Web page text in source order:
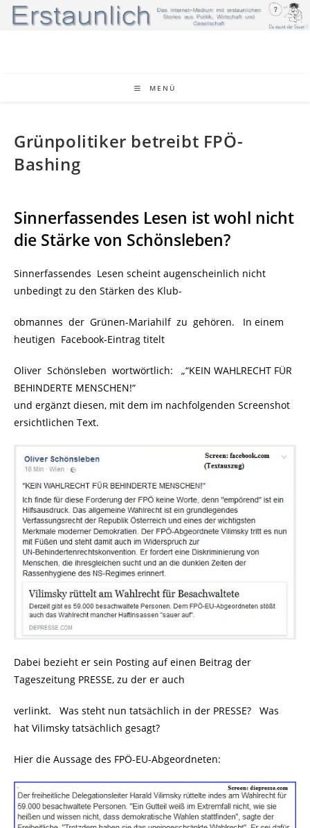
Zum
Inhalt
MENÜ
Grünpolitiker betreibt FPÖ-
Bashing
Sinnerfassendes Lesen ist wohl nicht
die Stärke von Schönsleben?
Sinnerfassendes Lesen scheint augenscheinlich nicht
unbedingt zu den Stärken des Klub-
obmannes der Grünen-Mariahilf zu gehören. In einem
heutigen Facebook-Eintrag titelt
Oliver Schönsleben wortwörtlich: „“KEIN WAHLRECHT FÜR
BEHINDERTE MENSCHEN!“
und ergänzt diesen, mit dem im nachfolgenden Screenshot
ersichtlichen Text.
Dabei bezieht er sein Posting auf einen Beitrag der
Tageszeitung PRESSE, zu der er auch
verlinkt. Was steht nun tatsächlich in der PRESSE? Was
hat Vilimsky tatsächlich gesagt?
Hier die Aussage des FPÖ-EU-Abgeordneten: